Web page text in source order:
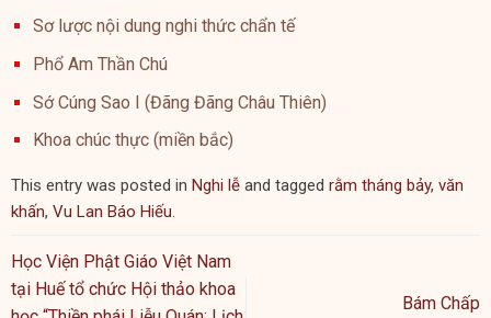
Sơ lược nội dung nghi thức chẩn tế
Phổ Am Thần Chú
Sớ Cúng Sao I (Đãng Đãng Châu Thiên)
Khoa chúc thực (miền bắc)
This entry was posted in Nghi lễ and tagged rằm tháng bảy, văn
khấn, Vu Lan Báo Hiếu.
Học Viện Phật Giáo Việt Nam
tại Huế tổ chức Hội thảo khoa
Bám Chấp